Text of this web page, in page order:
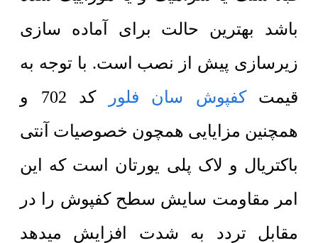
باشد بهترین حالت برای آماده سازی
زیرسازی پیش از نصب است. با توجه به
قیمتکفپوش سان فلور
کد 702 و
همچنین مزایایی همچون خصوصیات آنتی
باکتریال و لاک پلی یورتان است که این
امر مقاومت سایش سطح کفپوش را در
مقابل تردد به شدت افزایش میدهد